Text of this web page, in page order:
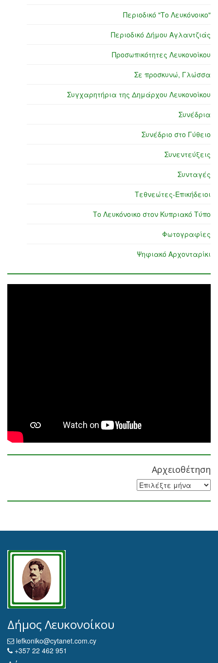
Περιοδικό "Το Λευκόνοικο"
Περιοδικό Δήμου Αγλαντζιάς
Προσωπικότητες Λευκονοίκου
Σε προσκυνώ, Γλώσσα
Συγχαρητήρια της Δημάρχου Λευκονοίκου
Συνέδρια
Συνέδριο στο Γύθειο
Συνεντεύξεις
Συνταγές
Τεθνεώτες-Επικήδειοι
Το Λευκόνοικο στον Κυπριακό Τύπο
Φωτογραφίες
Ψηφιακό Αρχονταρίκι
Αρχειοθέτηση
Αρχειοθέτηση
Δήμος Λευκονοίκου
lefkoniko@cytanet.com.cy
+357 22 462 951